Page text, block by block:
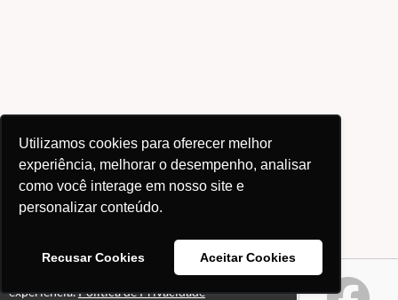
Utilizamos cookies para oferecer melhor
experiência, melhorar o desempenho, analisar
como você interage em nosso site e
personalizar conteúdo.
Recusar Cookies Aceitar Cookies
Este site usa cookies para melhorar sua
experiência.Política de Privacidade
Ok!